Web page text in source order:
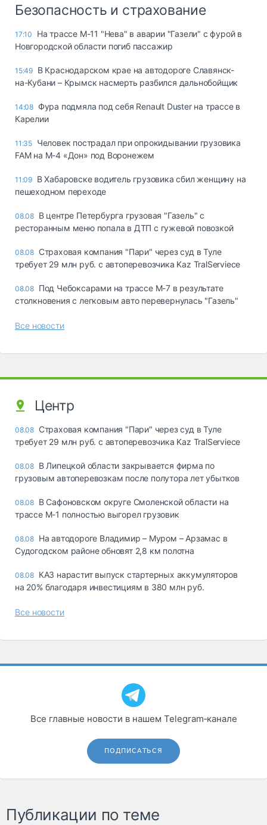
Безопасность и страхование
17:10
На трассе М-11 "Нева" в аварии "Газели" с фурой в
Новгородской области погиб пассажир
15:49 В Краснодарском крае на автодороге Славянск-
на-Кубани – Крымск насмерть разбился дальнобойщик
14:08 Фура подмяла под себя Renault Duster на трассе в
Карелии
11:35 Человек пострадал при опрокидывании грузовика
FAM на М-4 «Дон» под Воронежем
11:09 В Хабаровске водитель грузовика сбил женщину на
пешеходном переходе
08.08 В центре Петербурга грузовая "Газель" с
ресторанным меню попала в ДТП с гужевой повозкой
08.08 Страховая компания "Пари" через суд в Туле
требует 29 млн руб. с автоперевозчика Kaz TralServiece
08.08 Под Чебоксарами на трассе М-7 в результате
столкновения с легковым авто перевернулась "Газель"
Все новости
Центр
08.08 Страховая компания "Пари" через суд в Туле
требует 29 млн руб. с автоперевозчика Kaz TralServiece
08.08 В Липецкой области закрывается фирма по
грузовым автоперевозкам после полутора лет убытков
08.08 В Сафоновском округе Смоленской области на
трассе М-1 полностью выгорел грузовик
08.08 На автодороге Владимир – Муром – Арзамас в
Судогодском районе обновят 2,8 км полотна
08.08 КАЗ нарастит выпуск стартерных аккумуляторов
на 20% благодаря инвестициям в 380 млн руб.
Все новости
Все главные новости в нашем Telegram‑канале
ПОДПИСАТЬСЯ
Публикации по теме